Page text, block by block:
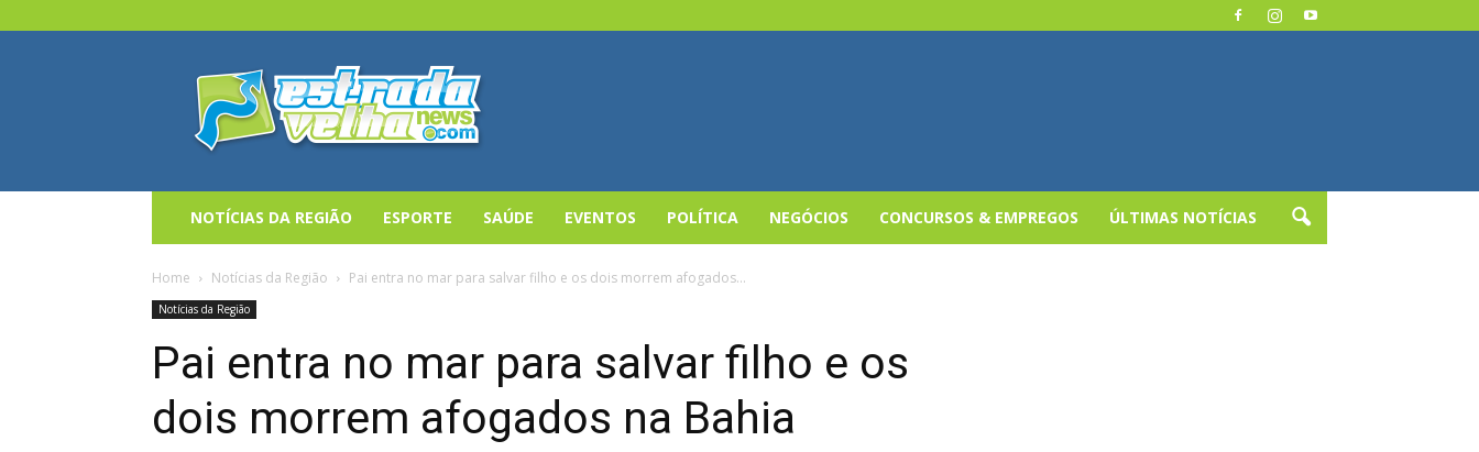
Estrada
Velha
News
NOTÍCIAS DA REGIÃO ESPORTE SAÚDE EVENTOS POLÍTICA NEGÓCIOS CONCURSOS & EMPREGOS ÚLTIMAS NOTÍCIAS
Home Notícias da Região Pai entra no mar para salvar filho e os dois morrem afogados...
Notícias da Região
Pai entra no mar para salvar filho e os
dois morrem afogados na Bahia